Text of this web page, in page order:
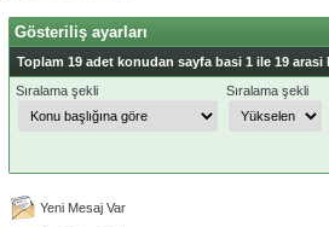
Gösteriliş ayarları
Toplam 19 adet konudan sayfa basi 1 ile 19
Sıralama şekli
Sıralama şekli
Yeni Mesaj Var